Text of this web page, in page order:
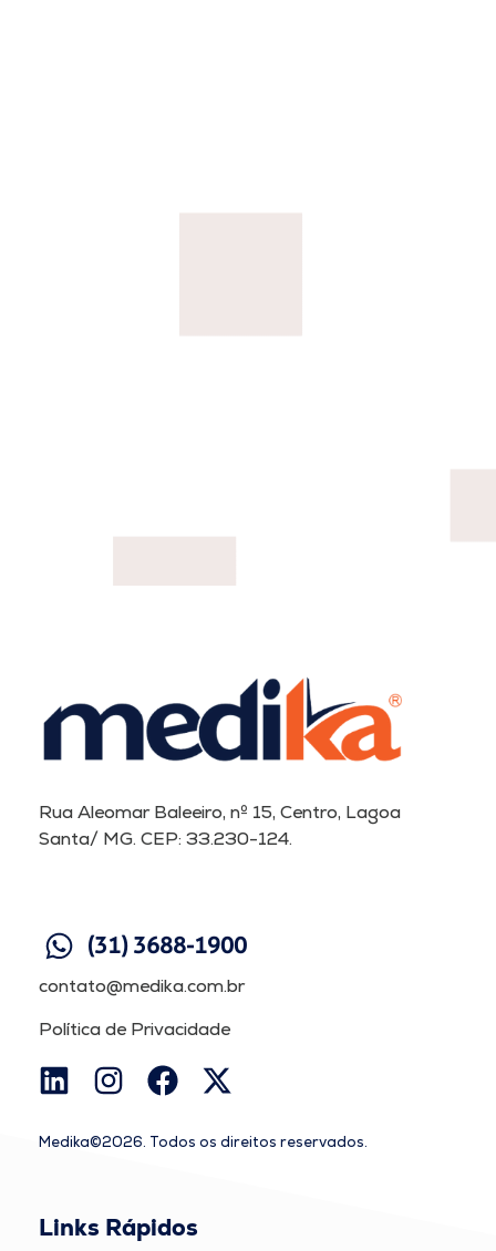
Rua Aleomar Baleeiro, nº 15, Centro, Lagoa
Santa/ MG. CEP: 33.230-124.
(31) 3688-1900
contato@medika.com.br
Política de Privacidade
Medika©2026. Todos os direitos reservados.
Links Rápidos